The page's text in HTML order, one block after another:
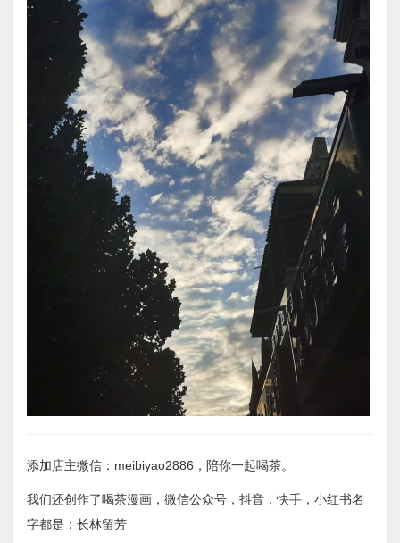
添加店主微信：meibiyao2886，陪你一起喝茶。
我们还创作了喝茶漫画，微信公众号，抖音，快手，小红书名
字都是：长林留芳